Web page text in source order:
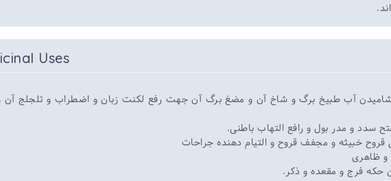
Uses
آشامیدن آب طبیخ برگ و شاخ آن و مضغ برگ آن جهت رفع لکنت زبان و اضطراب و تلجلج آن
سدد و مدر بول و رافع التهاب باطنی.
قروح خبیثه و مجفف قروح و التیام دهنده جراحات
و ظاهری
حکه فرج و مقعده و ذکر.